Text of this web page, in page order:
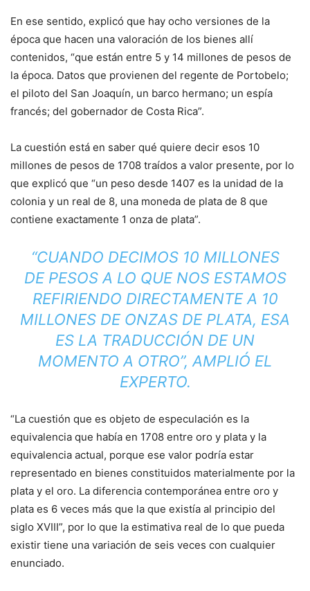
En ese sentido, explicó que hay ocho versiones de la
época que hacen una valoración de los bienes allí
contenidos, “que están entre 5 y 14 millones de pesos de
la época. Datos que provienen del regente de Portobelo;
el piloto del San Joaquín, un barco hermano; un espía
francés; del gobernador de Costa Rica”.
La cuestión está en saber qué quiere decir esos 10
millones de pesos de 1708 traídos a valor presente, por lo
que explicó que “un peso desde 1407 es la unidad de la
colonia y un real de 8, una moneda de plata de 8 que
contiene exactamente 1 onza de plata”.
“CUANDO DECIMOS 10 MILLONES
DE PESOS A LO QUE NOS ESTAMOS
REFIRIENDO DIRECTAMENTE A 10
MILLONES DE ONZAS DE PLATA, ESA
ES LA TRADUCCIÓN DE UN
MOMENTO A OTRO”, AMPLIÓ EL
EXPERTO.
“La cuestión que es objeto de especulación es la
equivalencia que había en 1708 entre oro y plata y la
equivalencia actual, porque ese valor podría estar
representado en bienes constituidos materialmente por la
plata y el oro. La diferencia contemporánea entre oro y
plata es 6 veces más que la que existía al principio del
siglo XVIII”, por lo que la estimativa real de lo que pueda
existir tiene una variación de seis veces con cualquier
enunciado.